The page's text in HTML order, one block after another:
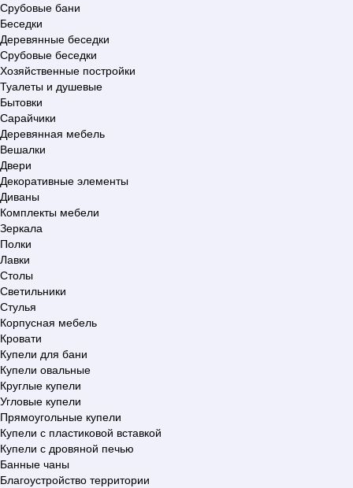
Срубовые бани
Беседки
Деревянные беседки
Срубовые беседки
Хозяйственные постройки
Туалеты и душевые
Бытовки
Сарайчики
Деревянная мебель
Вешалки
Двери
Декоративные элементы
Диваны
Комплекты мебели
Зеркала
Полки
Лавки
Столы
Светильники
Стулья
Корпусная мебель
Кровати
Купели для бани
Купели овальные
Круглые купели
Угловые купели
Прямоугольные купели
Купели с пластиковой вставкой
Купели с дровяной печью
Банные чаны
Благоустройство территории